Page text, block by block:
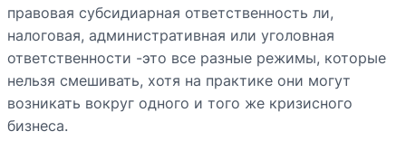
правовая субсидиарная ответственность ли,
налоговая, административная или уголовная
ответственности -это все разные режимы, которые
нельзя смешивать, хотя на практике они могут
возникать вокруг одного и того же кризисного
бизнеса.